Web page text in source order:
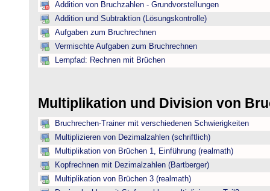
Addition von Bruchzahlen - Grundvorstellungen
Addition und Subtraktion (Lösungskontrolle)
Aufgaben zum Bruchrechnen
Vermischte Aufgaben zum Bruchrechnen
Lernpfad: Rechnen mit Brüchen
Multiplikation und Division von
Bruchrechen-Trainer mit verschiedenen Schwierigkeiten
Multiplizieren von Dezimalzahlen (schriftlich)
Multiplikation von Brüchen 1, Einführung (realmath)
Kopfrechnen mit Dezimalzahlen (Bartberger)
Multiplikation von Brüchen 3 (realmath)